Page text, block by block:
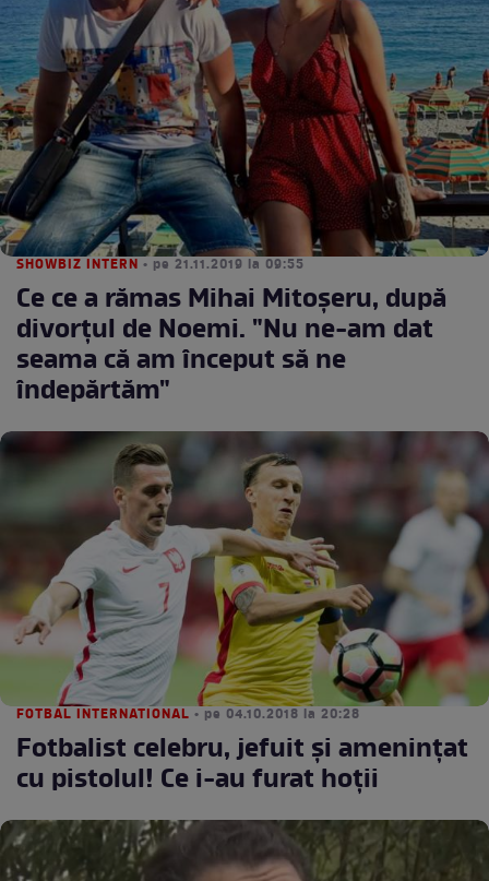
SHOWBIZ INTERN • pe 21.11.2019 la 09:55
Ce ce a rămas Mihai Mitoșeru, după
divorțul de Noemi. "Nu ne-am dat
seama că am început să ne
îndepărtăm"
FOTBAL INTERNATIONAL • pe 04.10.2018 la 20:28
Fotbalist celebru, jefuit şi ameninţat
cu pistolul! Ce i-au furat hoţii